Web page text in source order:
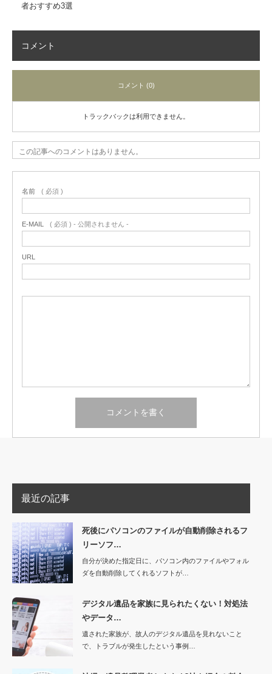
者おすすめ3選
コメント
コメント (0)
トラックバックは利用できません。
この記事へのコメントはありません。
名前 ( 必須 )
E-MAIL ( 必須 ) - 公開されません -
URL
最近の記事
死後にパソコンのファイルが自動削除されるフ
リーソフ…
自分が決めた指定日に、パソコン内のファイルやフォル
ダを自動削除してくれるソフトが…
デジタル遺品を家族に見られたくない！対処法
やデータ…
遺された家族が、故人のデジタル遺品を見れないこと
で、トラブルが発生したという事例…